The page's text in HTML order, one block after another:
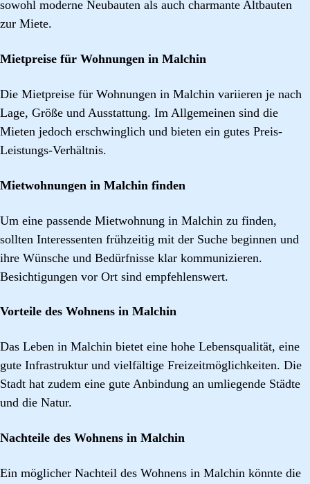
sowohl moderne Neubauten als auch charmante Altbauten
zur Miete.
Mietpreise für Wohnungen in Malchin
Die Mietpreise für Wohnungen in Malchin variieren je nach
Lage, Größe und Ausstattung. Im Allgemeinen sind die
Mieten jedoch erschwinglich und bieten ein gutes Preis-
Leistungs-Verhältnis.
Mietwohnungen in Malchin finden
Um eine passende Mietwohnung in Malchin zu finden,
sollten Interessenten frühzeitig mit der Suche beginnen und
ihre Wünsche und Bedürfnisse klar kommunizieren.
Besichtigungen vor Ort sind empfehlenswert.
Vorteile des Wohnens in Malchin
Das Leben in Malchin bietet eine hohe Lebensqualität, eine
gute Infrastruktur und vielfältige Freizeitmöglichkeiten. Die
Stadt hat zudem eine gute Anbindung an umliegende Städte
und die Natur.
Nachteile des Wohnens in Malchin
Ein möglicher Nachteil des Wohnens in Malchin könnte die